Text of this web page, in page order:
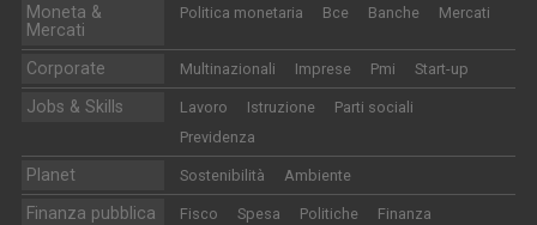
Moneta &
Mercati
Politica monetaria Bce Banche Mercati
Corporate Multinazionali Imprese Pmi Start-up
Jobs & Skills Lavoro Istruzione
Parti sociali
Previdenza
Planet Sostenibilità Ambiente
Finanza pubblica Fisco Spesa Politiche Finanza